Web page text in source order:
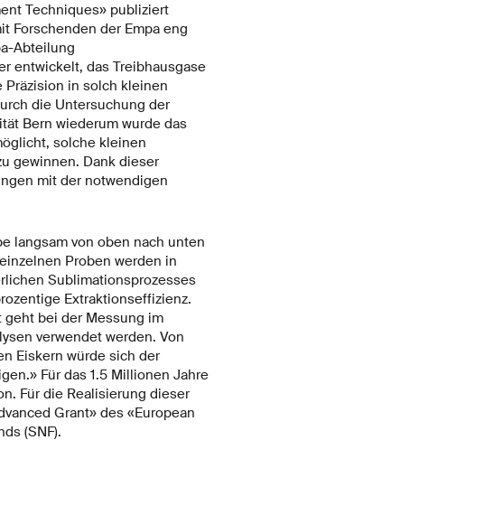
Techniques» publiziert
Forschenden der Empa eng
Abteilung
entwickelt, das Treibhausgase
in solch kleinen
die Untersuchung der
Bern wiederum wurde das
solche kleinen
gewinnen. Dank dieser
mit der notwendigen
langsam von oben nach unten
Proben werden in
Sublimationsprozesses
Extraktionseffizienz.
bei der Messung im
verwendet werden. Von
Eiskern würde sich der
Für das 1.5 Millionen Jahre
Für die Realisierung dieser
Grant» des «European
(SNF).